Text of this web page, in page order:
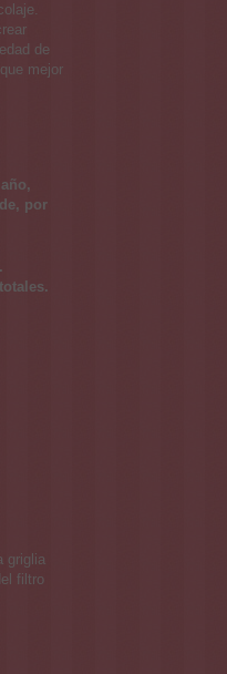
de
mejor
por